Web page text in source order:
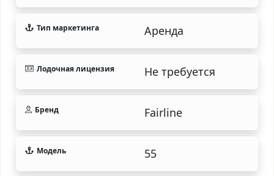
Тип маркетинга Аренда
Лодочная лицензия Не требуется
Бренд Fairline
Модель 55